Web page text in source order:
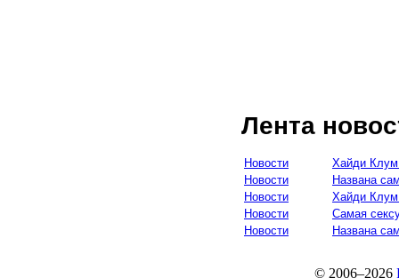
Лента
Новости
Хайди Клум
Новости
Названа
Новости
Хайди Клум
Новости
Самая
Новости
Названа
© 2006–2026